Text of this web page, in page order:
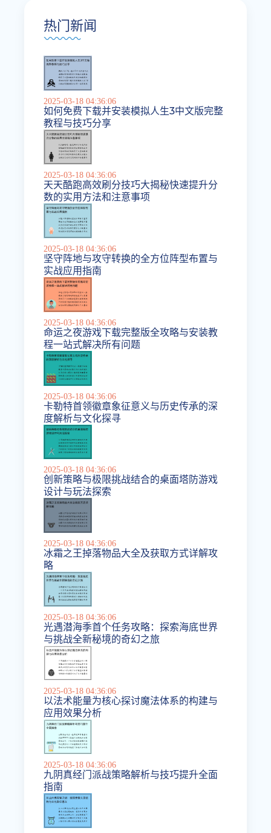
热门新闻
2025-03-18 04:36:06
如何免费下载并安装模拟人生3中文版完整
教程与技巧分享
2025-03-18 04:36:06
天天酷跑高效刷分技巧大揭秘快速提升分
数的实用方法和注意事项
2025-03-18 04:36:06
坚守阵地与攻守转换的全方位阵型布置与
实战应用指南
2025-03-18 04:36:06
命运之夜游戏下载完整版全攻略与安装教
程一站式解决所有问题
2025-03-18 04:36:06
卡勒特首领徽章象征意义与历史传承的深
度解析与文化探寻
2025-03-18 04:36:06
创新策略与极限挑战结合的桌面塔防游戏
设计与玩法探索
2025-03-18 04:36:06
冰霜之王掉落物品大全及获取方式详解攻
略
2025-03-18 04:36:06
光遇潜海季首个任务攻略：探索海底世界
与挑战全新秘境的奇幻之旅
2025-03-18 04:36:06
以法术能量为核心探讨魔法体系的构建与
应用效果分析
2025-03-18 04:36:06
九阴真经门派战策略解析与技巧提升全面
指南